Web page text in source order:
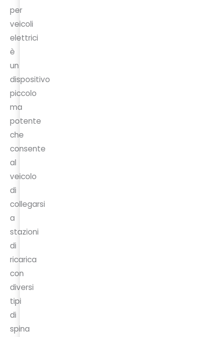
per
veicoli
elettrici
è
un
dispositivo
piccolo
ma
potente
che
consente
al
veicolo
di
collegarsi
a
stazioni
di
ricarica
con
diversi
tipi
di
spina